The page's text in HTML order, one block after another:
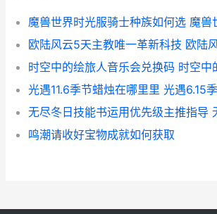
欧陆风云5天主教唯一革新科技 欧陆
光遇11.6季节蜡烛在哪里里 光遇6.15
鸣潮请收好宝物成就如何获取